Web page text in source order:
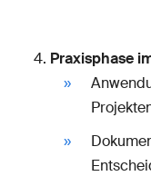
Praxisphase